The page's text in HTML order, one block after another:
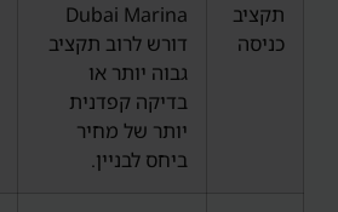
תקציב
כניסה
Dubai Marina
דורש לרוב תקציב
גבוה יותר או
בדיקה קפדנית
יותר של מחיר
ביחס לבניין.